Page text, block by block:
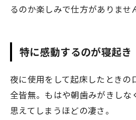
るのか楽しみで仕方がありませ
特に感動するのが寝起き
夜に使用をして起床したときの
全皆無。もはや朝歯みがきしな
思えてしまうほどの凄さ。